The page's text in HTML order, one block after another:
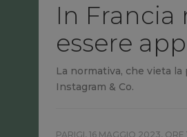
In Francia
essere
La normativa, che vieta
Instagram & Co.
PARIGI, 16 MAGGIO 2023, ORE